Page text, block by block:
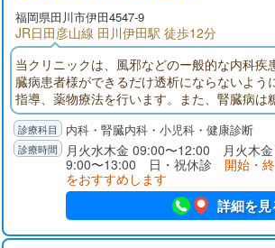
福岡県田川市伊田4547-9
JR日田彦山線 田川伊田駅 徒歩12分
当クリニックは、風邪などのー般的な内科疾
臓病患者様ができるだけ透析にならないよう
指導、薬物療法を行います。また、腎臓病は
どの生活習慣病との関わりが大きく、生活習
も積極的に行って参ります。健診などでの検
します。
内科・腎臓内科・小児科・健康診断
月火水木金 09:00〜12:00 月火木
9:00〜13:00 日・祝休診 開始・
をおすすめします
詳細を見